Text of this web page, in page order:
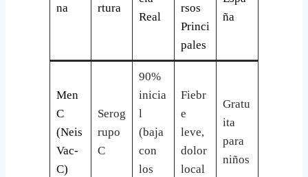
na
rtura
Real
rsos
Princi
pales
ña
Men
C
(Neis
Vac-
C)
Serog
rupo
C
90%
inicia
l
(baja
con
los
Fiebr
e
leve,
dolor
local
Gratu
ita
para
niños